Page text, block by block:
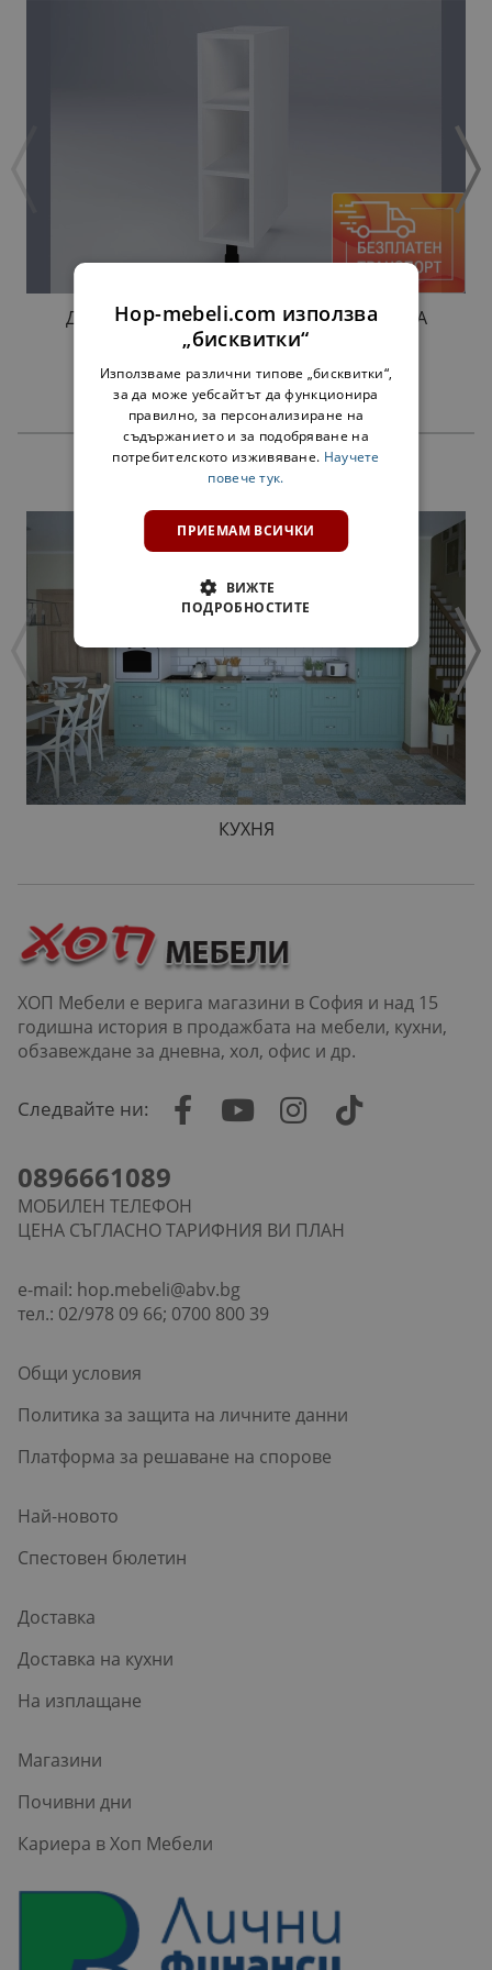
ДОЛНА ЕТАЖЕРКА ДОМИНИКА Н20П БЯЛА
34,00 € 66,50 лв.
ПРОДУКТИ
КУХНЯ
ХОП Мебели е верига магазини в София и над 15
годишна история в продажбата на мебели, кухни,
обзавеждане за дневна, хол, офис и др.
Следвайте ни:
0896661089
МОБИЛЕН ТЕЛЕФОН
ЦЕНА СЪГЛАСНО ТАРИФНИЯ ВИ ПЛАН
e-mail: hop.mebeli@abv.bg
тел.: 02/978 09 66; 0700 800 39
Общи условия
Политика за защита на личните данни
Платформа за решаване на спорове
Най-новото
Спестовен бюлетин
Доставка
Доставка на кухни
На изплащане
Магазини
Почивни дни
Кариера в Хоп Мебели
Hop-mebeli.com използва
„бисквитки“
Използваме различни типове „бисквитки“,
за да може уебсайтът да функционира
правилно, за персонализиране на
съдържанието и за подобряване на
потребителското изживяване. Научете
повече тук.
ПРИЕМАМ ВСИЧКИ
ВИЖТЕ
ПОДРОБНОСТИТЕ